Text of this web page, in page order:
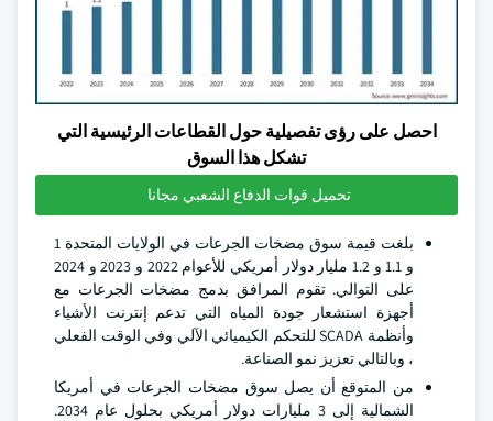
احصل على رؤى تفصيلية حول القطاعات الرئيسية التي
تشكل هذا السوق
تحميل قوات الدفاع الشعبي مجانا
بلغت قيمة سوق مضخات الجرعات في الولايات المتحدة 1
و 1.1 و 1.2 مليار دولار أمريكي للأعوام 2022 و 2023 و 2024
على التوالي. تقوم المرافق بدمج مضخات الجرعات مع
أجهزة استشعار جودة المياه التي تدعم إنترنت الأشياء
وأنظمة SCADA للتحكم الكيميائي الآلي وفي الوقت الفعلي
، وبالتالي تعزيز نمو الصناعة.
من المتوقع أن يصل سوق مضخات الجرعات في أمريكا
الشمالية إلى 3 مليارات دولار أمريكي بحلول عام 2034.